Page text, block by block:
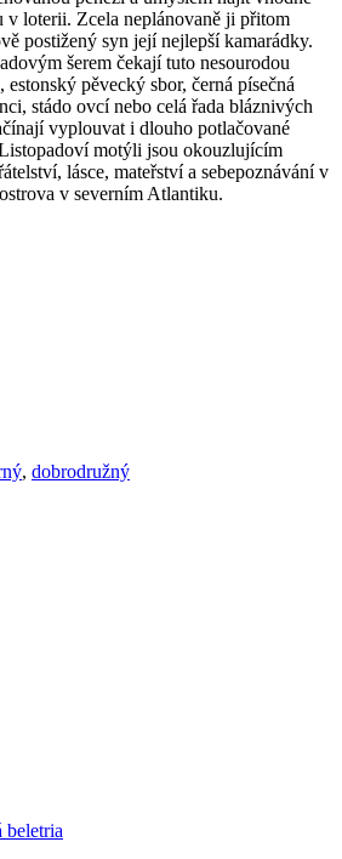
v loterii. Zcela neplánovaně ji přitom
postižený syn její nejlepší kamarádky.
šerem čekají tuto nesourodou
pěvecký sbor, černá písečná
stádo ovcí nebo celá řada bláznivých
vyplouvat i dlouho potlačované
motýli jsou okouzlujícím
lásce, mateřství a sebepoznávání v
v severním Atlantiku.
, dobrodružný
beletria